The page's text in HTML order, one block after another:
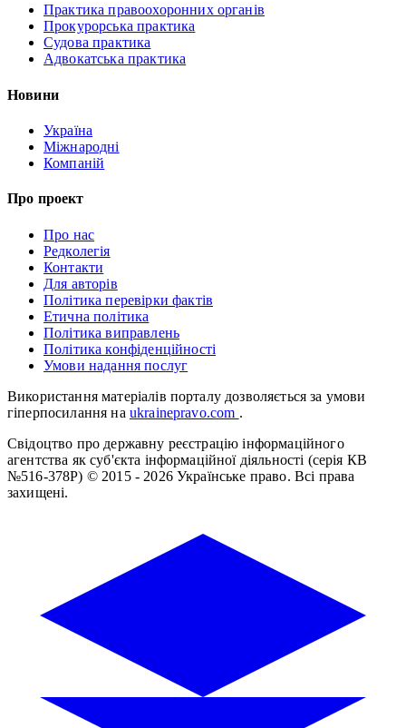
Практика правоохоронних органів
Прокурорська практика
Судова практика
Адвокатська практика
Новини
Україна
Міжнародні
Компаній
Про проект
Про нас
Редколегія
Контакти
Для авторів
Політика перевірки фактів
Етична політика
Політика виправлень
Політика конфіденційності
Умови надання послуг
Використання матеріалів порталу дозволяється за умови
гіперпосилання на ukrainepravo.com .
Свідоцтво про державну реєстрацію інформаційного
агентства як суб'єкта інформаційної діяльності (серія КВ
№516-378Р) © 2015 - 2026 Українське право. Всі права
захищені.